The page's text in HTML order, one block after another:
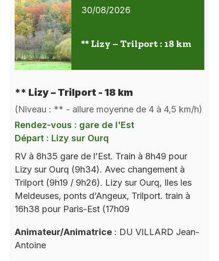
30/08/2026
** Lizy – Trilport : 18 km
** Lizy – Trilport - 18 km
(Niveau : ** - allure moyenne de 4 à 4,5 km/h)
Rendez-vous : gare de l'Est
Départ : Lizy sur Ourq
RV à 8h35 gare de l’Est. Train à 8h49 pour
Lizy sur Ourq (9h34). Avec changement à
Trilport (9h19 / 9h26). Lizy sur Ourq, Iles les
Meldeuses, ponts d’Angeux, Trilport. train à
16h38 pour Paris-Est (17h09
Animateur/Animatrice : DU VILLARD Jean-
Antoine